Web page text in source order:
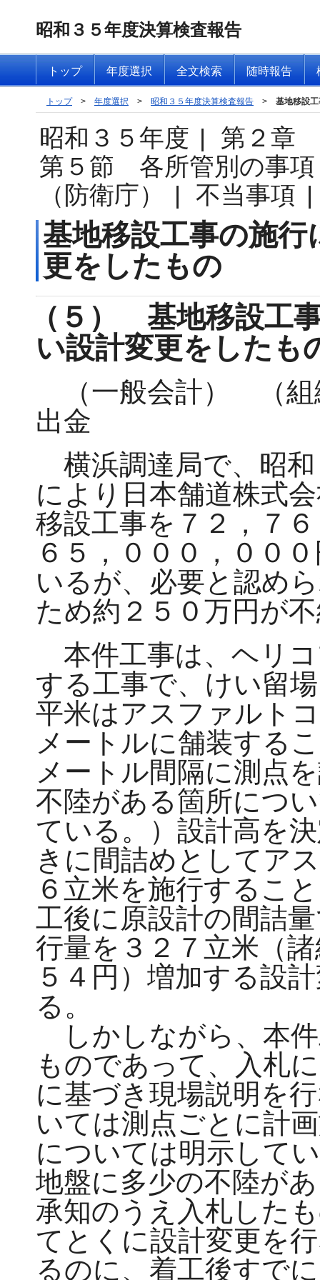
昭和３５年度決算検査報告
トップ 年度選択 全文検索 随時報告
トップ > 年度選択 > 昭和３５年度決算検査報告 > 基地移設
昭和３５年度 |
第２章
第５節 各所管別の事項
（防衛庁）
| 不当事項 |
基地移設工事の施
更をしたもの
（５） 基地移設工
い設計変更をしたも
（一般会計） （組
出金
横浜調達局で、昭和
により日本舗道株式
移設工事を７２，７
６５，０００，００
いるが、必要と認め
ため約２５０万円が
本件工事は、ヘリ
する工事で、けい留
平米はアスファルト
メートルに舗装する
メートル間隔に測点
不陸がある箇所につ
ている。）設計高を
きに間詰めとしてア
６立米を施行するこ
工後に原設計の間詰
行量を３２７立米（
５４円）増加する設
る。
しかしながら、本
ものであって、入札
に基づき現場説明を
いては測点ごとに計
については明示して
地盤に多少の不陸が
承知のうえ入札した
てとくに設計変更を
るのに、着工後すで